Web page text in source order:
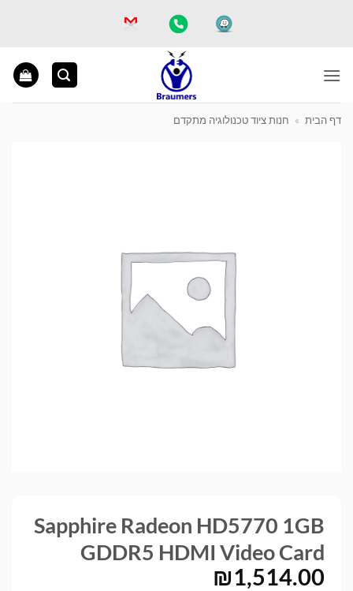
דף הבית » חנות ציוד טכנולוגיה מתקדם
Sapphire Radeon HD5770 1GB
GDDR5 HDMI Video Card
₪1,514.00